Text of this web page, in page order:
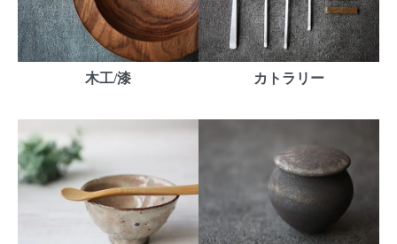
木工/漆 カトラリー